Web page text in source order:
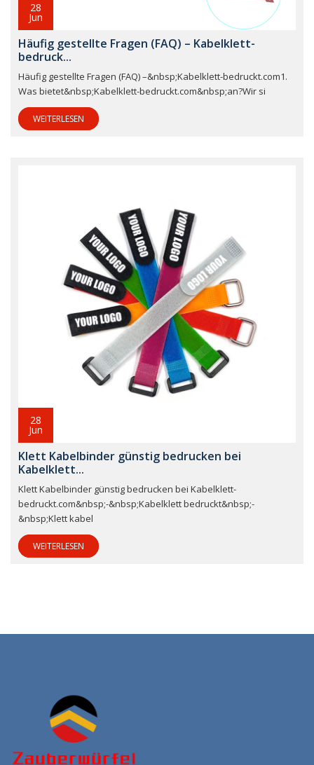
28
Jun
Häufig gestellte Fragen (FAQ) – Kabelklett-
bedruck...
Häufig gestellte Fragen (FAQ) –&nbsp;Kabelklett-bedruckt.com1.
Was bietet&nbsp;Kabelklett-bedruckt.com&nbsp;an?Wir si
WEITERLESEN
28
Jun
Klett Kabelbinder günstig bedrucken bei
Kabelklett...
Klett Kabelbinder günstig bedrucken bei Kabelklett-
bedruckt.com&nbsp;-&nbsp;Kabelklett bedruckt&nbsp;-
&nbsp;Klett kabel
WEITERLESEN